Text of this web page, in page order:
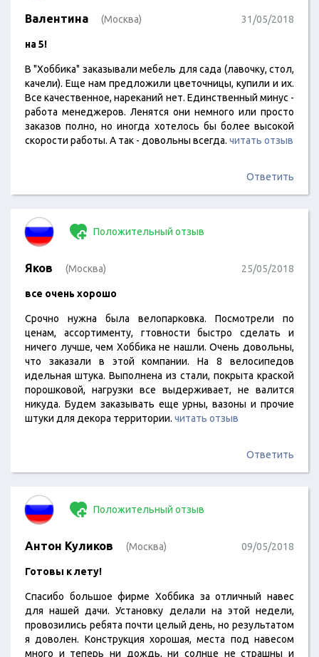
Валентина (Москва) 31/05/2018
на 5!
В "Хоббика" заказывали мебель для сада (лавочку, стол,
качели). Еще нам предложили цветочницы, купили и их.
Все качественное, нареканий нет. Единственный минус -
работа менеджеров. Ленятся они немного или просто
заказов полно, но иногда хотелось бы более высокой
скорости работы. А так - довольны всегда. читать отзыв
Ответить
Положительный отзыв
Яков (Москва) 25/05/2018
все очень хорошо
Срочно нужна была велопарковка. Посмотрели по
ценам, ассортименту, гтовности быстро сделать и
ничего лучше, чем Хоббика не нашли. Очень довольны,
что заказали в этой компании. На 8 велосипедов
идельная штука. Выполнена из стали, покрыта краской
порошковой, нагрузки все выдерживает, не валится
никуда. Будем заказывать еще урны, вазоны и прочие
штуки для декора территории. читать отзыв
Ответить
Положительный отзыв
Антон Куликов (Москва) 09/05/2018
Готовы к лету!
Спасибо большое фирме Хоббика за отличный навес
для нашей дачи. Установку делали на этой недели,
провозились ребята почти целый день, но результатом
я доволен. Конструкция хорошая, места под навесом
много и теперь ни дождь, ни солнце не страшны и